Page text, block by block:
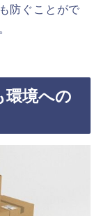
防ぐことがで
環境への